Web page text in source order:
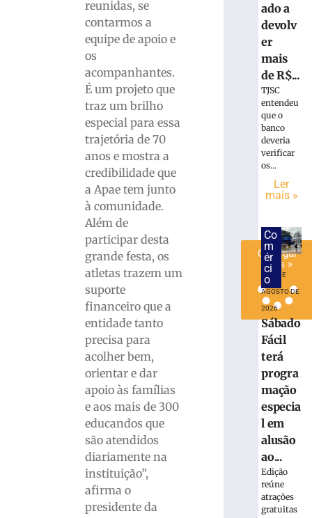
reunidas, se
contarmos a
equipe de apoio e
os
acompanhantes.
É um projeto que
traz um brilho
especial para essa
trajetória de 70
anos e mostra a
credibilidade que
a Apae tem junto
à comunidade.
Além de
participar desta
grande festa, os
atletas trazem um
suporte
financeiro que a
entidade tanto
precisa para
acolher bem,
orientar e dar
apoio às famílias
e aos mais de 300
educandos que
são atendidos
diariamente na
instituição”,
afirma o
presidente da
olho
próximo
adversário
Brasileiro
Série
Carregar
mais »
ado a
devolv
er
mais
de R$...
TJSC
entendeu
que o
banco
deveria
verificar
os...
Ler
mais »
Co
m
ér
ci
o
6 DE
AGOSTO DE
2026
Sábado
Fácil
terá
progra
mação
especia
l em
alusão
ao...
Edição
reúne
atrações
gratuitas